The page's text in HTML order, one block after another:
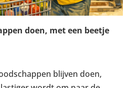
doen, met een beetje
blijven doen,